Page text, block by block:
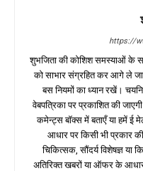
https://
शुभजिता की कोशिश समस्याओं के
को साभार संग्रहित कर आगे ले
बस नियमों का ध्यान रखें।
वेबपत्रिका पर प्रकाशित की
कमेन्ट्स बॉक्स में बताएँ या हमें
आधार पर किसी भी प्रकार
चिकित्सक, सौंदर्य विशेषज्ञ या
अतिरिक्त खबरों या ऑफर के